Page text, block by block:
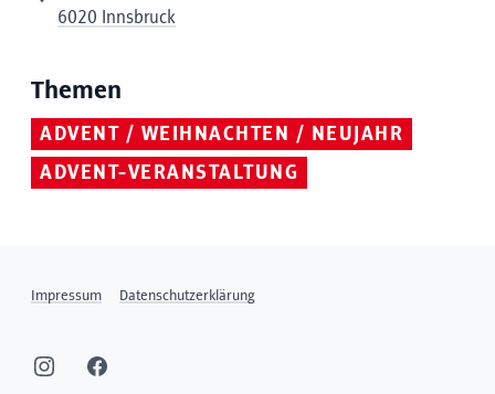
6020 Innsbruck
Themen
ADVENT / WEIHNACHTEN / NEUJAHR
ADVENT-VERANSTALTUNG
Impressum Datenschutzerklärung